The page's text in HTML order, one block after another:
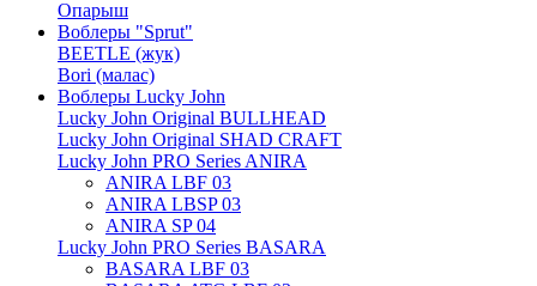
Опарыш
Воблеры "Sprut"
BEETLE (жук)
Bori (малас)
Воблеры Lucky John
Lucky John Original BULLHEAD
Lucky John Original SHAD CRAFT
Lucky John PRO Series ANIRA
ANIRA LBF 03
ANIRA LBSP 03
ANIRA SP 04
Lucky John PRO Series BASARA
BASARA LBF 03